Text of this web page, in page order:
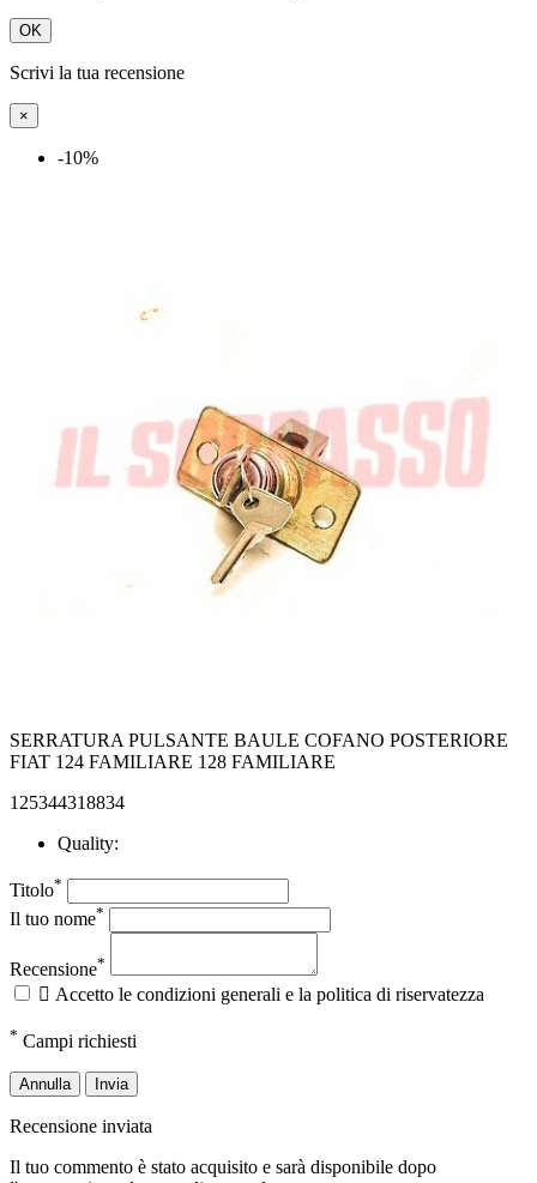
OK
Scrivi la tua recensione
×
-10%
SERRATURA PULSANTE BAULE COFANO POSTERIORE
FIAT 124 FAMILIARE 128 FAMILIARE
125344318834
Quality:
Titolo*
Il tuo nome*
Recensione*
 Accetto le condizioni generali e la politica di riservatezza
* Campi richiesti
Annulla Invia
Recensione inviata
Il tuo commento è stato acquisito e sarà disponibile dopo